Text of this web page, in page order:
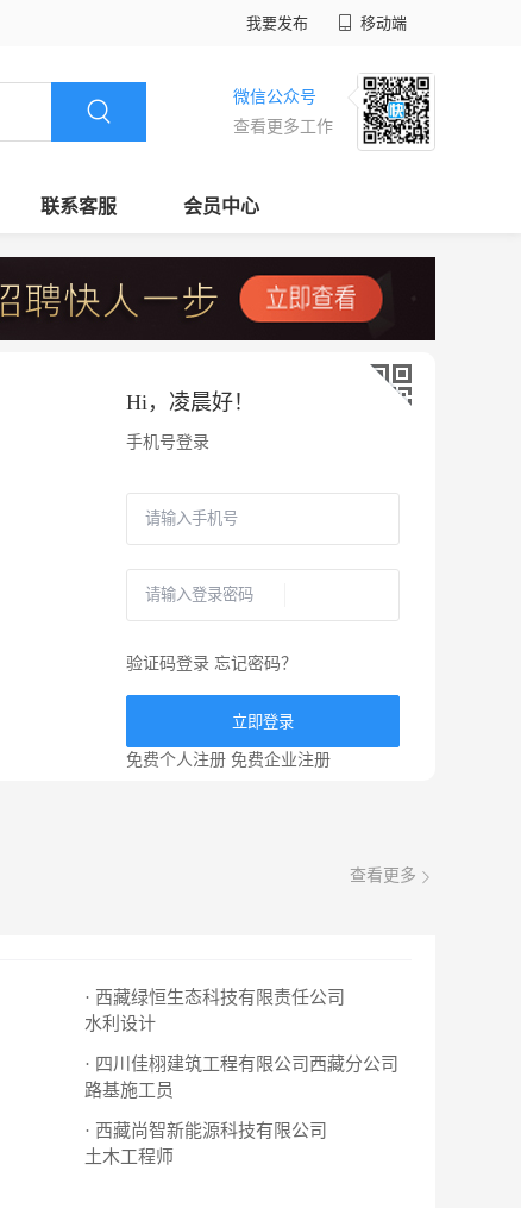
我要发布 移动端
微信公众号
查看更多工作
联系客服 会员中心
Hi， 凌晨好！
手机号登录
验证码登录 忘记密码？
立即登录
免费个人注册 免费企业注册
查看更多
· 西藏绿恒生态科技有限责任公司
水利设计
· 四川佳栩建筑工程有限公司西藏分公司
路基施工员
· 西藏尚智新能源科技有限公司
土木工程师